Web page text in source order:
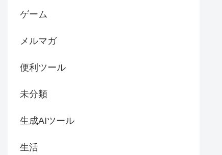
ゲーム
メルマガ
便利ツール
未分類
生成AIツール
生活